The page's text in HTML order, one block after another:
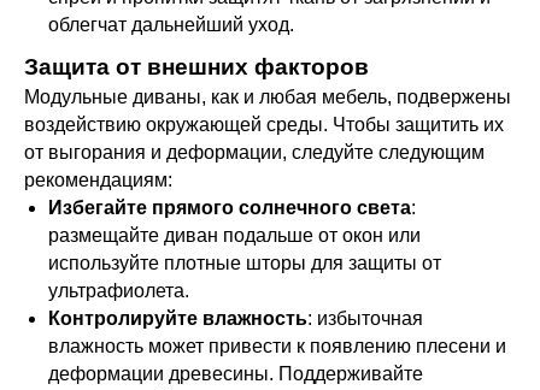
облегчат дальнейший уход.
Защита от внешних факторов
Модульные диваны, как и любая мебель, подвержены
воздействию окружающей среды. Чтобы защитить их
от выгорания и деформации, следуйте следующим
рекомендациям:
Избегайте прямого солнечного света:
размещайте диван подальше от окон или
используйте плотные шторы для защиты от
ультрафиолета.
Контролируйте влажность: избыточная
влажность может привести к появлению плесени и
деформации древесины. Поддерживайте